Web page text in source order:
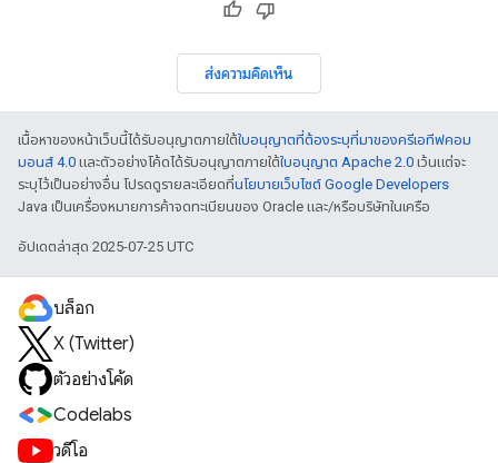
ส่งความคิดเห็น
เนื้อหาของหน้าเว็บนี้ได้รับอนุญาตภายใต้ใบอนุญาตที่ต้องระบุที่มาของครีเอทีฟคอม
มอนส์ 4.0 และตัวอย่างโค้ดได้รับอนุญาตภายใต้ใบอนุญาต Apache 2.0 เว้นแต่จะ
ระบุไว้เป็นอย่างอื่น โปรดดูรายละเอียดที่นโยบายเว็บไซต์ Google Developers
Java เป็นเครื่องหมายการค้าจดทะเบียนของ Oracle และ/หรือบริษัทในเครือ
อัปเดตล่าสุด 2025-07-25 UTC
บล็อก
X (Twitter)
ตัวอย่างโค้ด
Codelabs
วิดีโอ